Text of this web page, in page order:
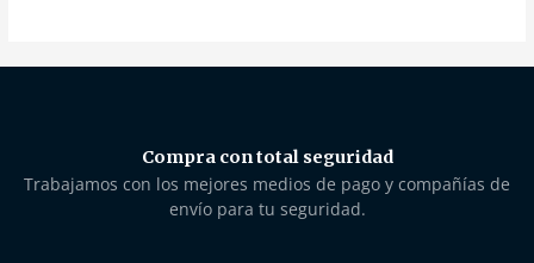
Compra con total seguridad
Trabajamos con los mejores medios de pago y compañías de
envío para tu seguridad.